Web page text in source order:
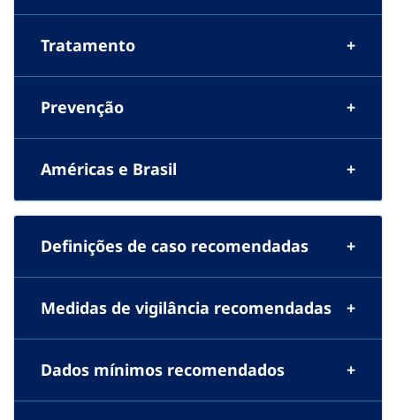
Tratamento
Prevenção
Américas e Brasil
Definições de caso recomendadas
Medidas de vigilância recomendadas
Dados mínimos recomendados